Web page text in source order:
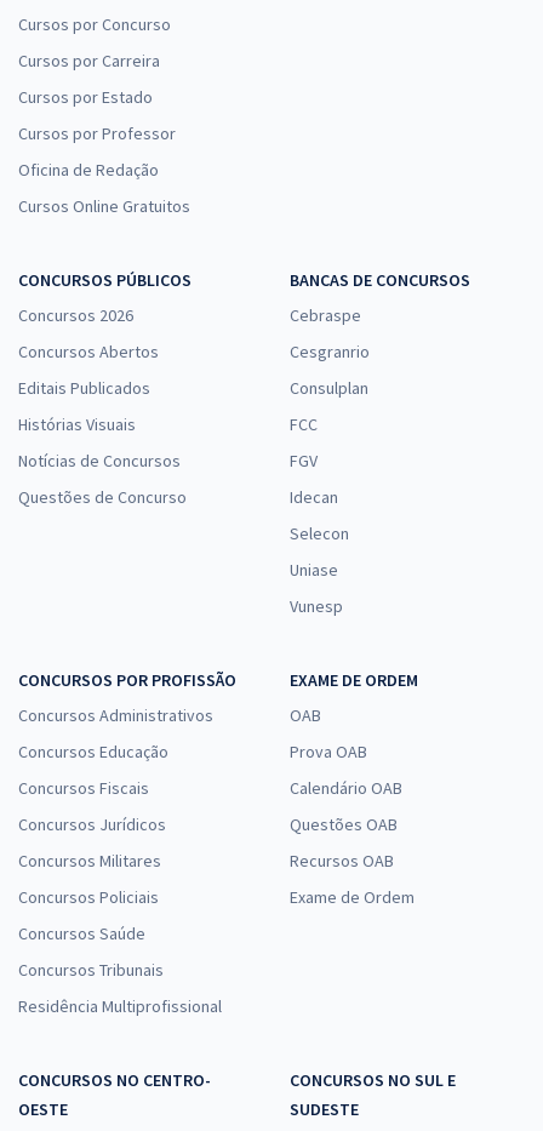
Cursos por Concurso
Cursos por Carreira
Cursos por Estado
Cursos por Professor
Oficina de Redação
Cursos Online Gratuitos
CONCURSOS PÚBLICOS
Concursos 2026
Concursos Abertos
Editais Publicados
Histórias Visuais
Notícias de Concursos
Questões de Concurso
BANCAS DE CONCURSOS
Cebraspe
Cesgranrio
Consulplan
FCC
FGV
Idecan
Selecon
Uniase
Vunesp
CONCURSOS POR PROFISSÃO
Concursos Administrativos
Concursos Educação
Concursos Fiscais
Concursos Jurídicos
Concursos Militares
Concursos Policiais
Concursos Saúde
Concursos Tribunais
Residência Multiprofissional
EXAME DE ORDEM
OAB
Prova OAB
Calendário OAB
Questões OAB
Recursos OAB
Exame de Ordem
CONCURSOS NO CENTRO-
OESTE
CONCURSOS NO SUL E
SUDESTE